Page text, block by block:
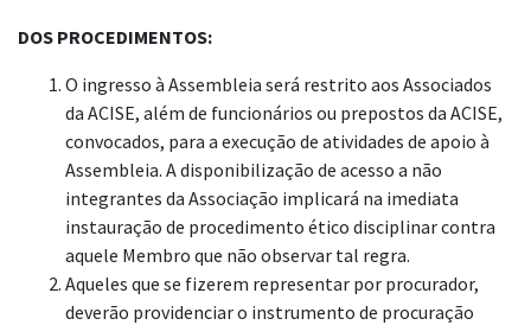
DOS PROCEDIMENTOS:
O ingresso à Assembleia será restrito aos Associados
da ACISE, além de funcionários ou prepostos da ACISE,
convocados, para a execução de atividades de apoio à
Assembleia. A disponibilização de acesso a não
integrantes da Associação implicará na imediata
instauração de procedimento ético disciplinar contra
aquele Membro que não observar tal regra.
Aqueles que se fizerem representar por procurador,
deverão providenciar o instrumento de procuração